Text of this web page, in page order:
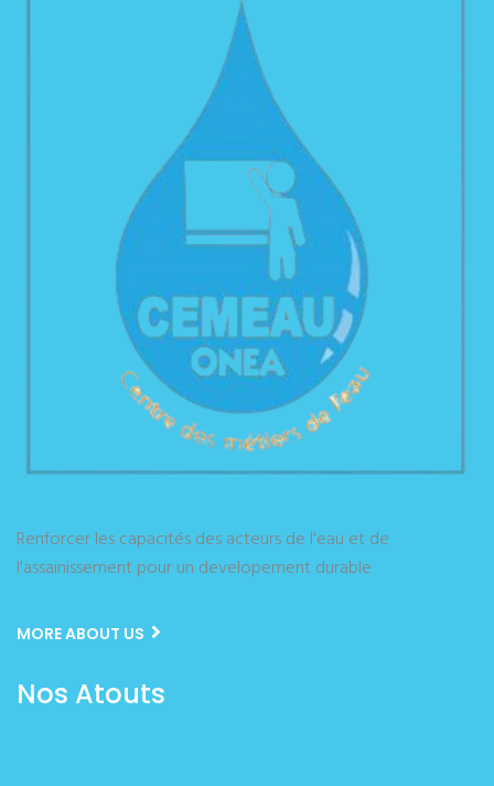
Renforcer les capacités des acteurs de l'eau et de
l'assainissement pour un developement durable
MORE ABOUT US
Nos Atouts